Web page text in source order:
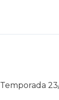
Temporada